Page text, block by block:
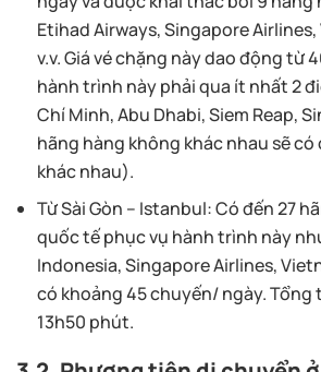
Etihad Airways, Singapore Airlines,
v.v. Giá vé chặng này dao động từ
hành trình này phải qua ít nhất 2
Chí Minh, Abu Dhabi, Siem Reap,
hãng hàng không khác nhau sẽ
khác nhau).
Có đến 27
quốc tế phục vụ hành trình này
Indonesia, Singapore Airlines,
có khoảng 45 chuyến/ ngày. Tổng
13h50 phút.
3.2. Phương tiện di chuyển ở